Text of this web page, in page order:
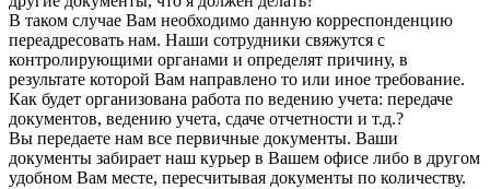
В таком случае Вам необходимо данную корреспонденцию
переадресовать нам. Наши сотрудники свяжутся с
контролирующими органами и определят причину, в
результате которой Вам направлено то или иное требование.
Как будет организована работа по ведению учета: передаче
документов, ведению учета, сдаче отчетности и т.д.?
Вы передаете нам все первичные документы. Ваши
документы забирает наш курьер в Вашем офисе либо в другом
удобном Вам месте, пересчитывая документы по количеству.